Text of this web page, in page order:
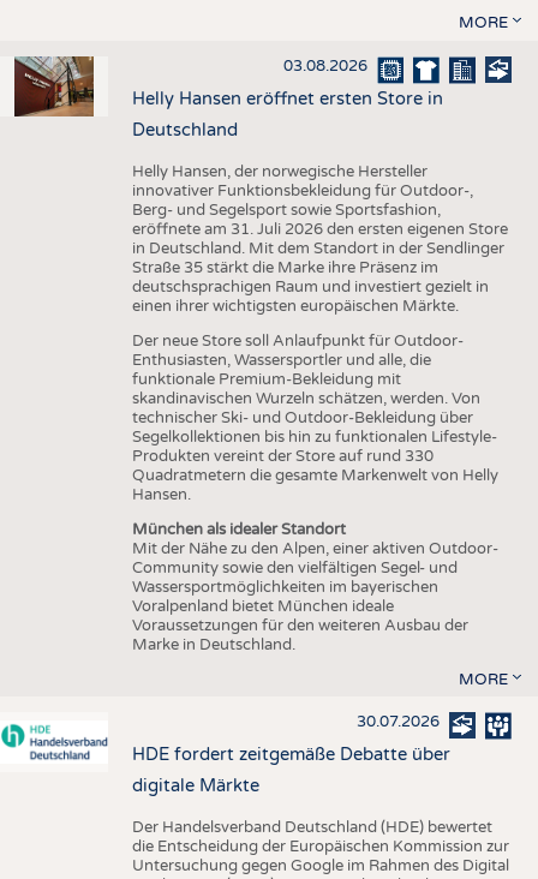
MORE
03.08.2026
Helly Hansen eröffnet ersten Store in
Deutschland
Helly Hansen, der norwegische Hersteller
innovativer Funktionsbekleidung für Outdoor-,
Berg- und Segelsport sowie Sportsfashion,
eröffnete am 31. Juli 2026 den ersten eigenen Store
in Deutschland. Mit dem Standort in der Sendlinger
Straße 35 stärkt die Marke ihre Präsenz im
deutschsprachigen Raum und investiert gezielt in
einen ihrer wichtigsten europäischen Märkte.
Der neue Store soll Anlaufpunkt für Outdoor-
Enthusiasten, Wassersportler und alle, die
funktionale Premium-Bekleidung mit
skandinavischen Wurzeln schätzen, werden. Von
technischer Ski- und Outdoor-Bekleidung über
Segelkollektionen bis hin zu funktionalen Lifestyle-
Produkten vereint der Store auf rund 330
Quadratmetern die gesamte Markenwelt von Helly
Hansen.
München als idealer Standort
Mit der Nähe zu den Alpen, einer aktiven Outdoor-
Community sowie den vielfältigen Segel- und
Wassersportmöglichkeiten im bayerischen
Voralpenland bietet München ideale
Voraussetzungen für den weiteren Ausbau der
Marke in Deutschland.
MORE
30.07.2026
HDE fordert zeitgemäße Debatte über
digitale Märkte
Der Handelsverband Deutschland (HDE) bewertet
die Entscheidung der Europäischen Kommission zur
Untersuchung gegen Google im Rahmen des Digital